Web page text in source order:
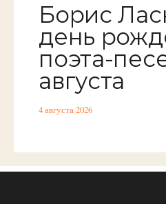
Борис
день
поэта-
августа
4 августа 2026